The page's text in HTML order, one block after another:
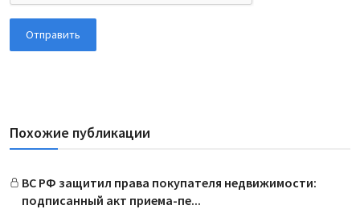
Отправить
Похожие публикации
ВС РФ защитил права покупателя недвижимости:
подписанный акт приема-пе...